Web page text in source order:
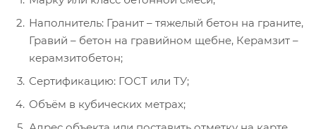
Наполнитель: Гранит – тяжелый бетон на граните,
Гравий – бетон на гравийном щебне, Керамзит –
керамзитобетон;
Сертификацию: ГОСТ или ТУ;
Объём в кубических метрах;